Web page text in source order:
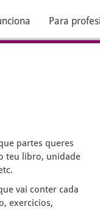
Para
partes queres
teu libro, unidade
vai conter cada
exercicios,